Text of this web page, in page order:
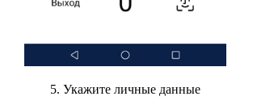
5. Укажите личные данные